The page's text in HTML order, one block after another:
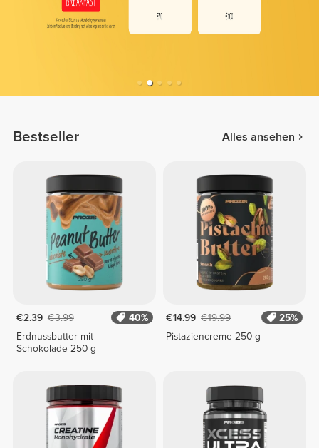
Bestseller Alles ansehen
€2.39 €3.99
40%
Erdnussbutter mit
Schokolade 250 g
€14.99 €19.99
25%
Pistaziencreme 250 g